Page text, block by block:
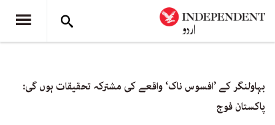
بہاولنگر کے ’افسوس ناک‘ واقعے کی مشترکہ تحقیقات ہوں گی:
پاکستان فوج